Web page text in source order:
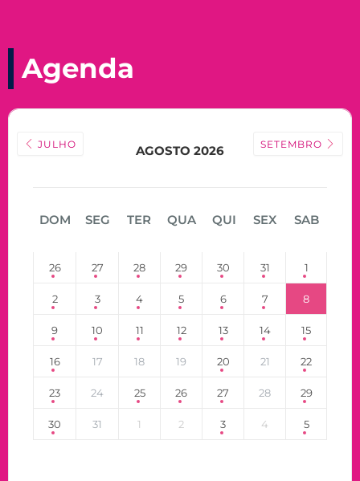
Agenda
JULHO AGOSTO 2026 SETEMBRO
DOM SEG TER QUA QUI SEX SAB
26 27 28 29 30 31 1
2 3 4 5 6 7 8
9 10 11 12 13 14 15
16 17 18 19 20 21 22
23 24 25 26 27 28 29
30 31 1 2 3 4 5